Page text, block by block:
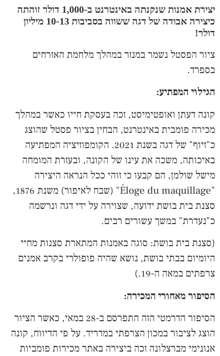
יצירת אמנות שנקנתה באינטרנט ב-1,000 דולר זוהתה
כיצירה אבודה של דגה ששווה בסביבות 10-13 מיליון
דולר!
ציור הפסטל נשמר במנזר במהלך מלחמת האזרחים
בספרד.
הגילוי המפתיע:
קונה דעתן ואופטימיסט, זכה בעסקת חייו כאשר במהלך
מכירה פומבית באינטרנט, הבחין בציור פסטל שהוצג
כ"זיוף" של דגה בשנת 2021. הקומפוזיציה המפתיעה
באיכותה, משכה את עינו של הקונה, ובעזרת המומחה
מישל שולמן, הם קבעו כי זוהי ככל הנראה היצירה
"Éloge du maquillage" (שבח לאיפור) משנת 1876,
סצנת בית בושת ידועה, שצוירה על ידי דגה ונרשמה
כ"נעדרת" במשך עשורים רבים.
(סצנת בית בושת: סוגה באמנות המתארת סצנות מחיי
היומיום בבתי בושת, נושא שהיה פופולרי בקרב אמנים
צרפתים במאה ה-19.)
הסיפור מאחורי המכירה:
הסיפור הדרמטי הזה התפרסם ב-28 במאי, כאשר הציור
הוצג לציבור במכון הצרפתי במדריד. על פי הדיווח, קונה
אנונימי מברצלונה זכה ביצירה באתר מכירות פומביות